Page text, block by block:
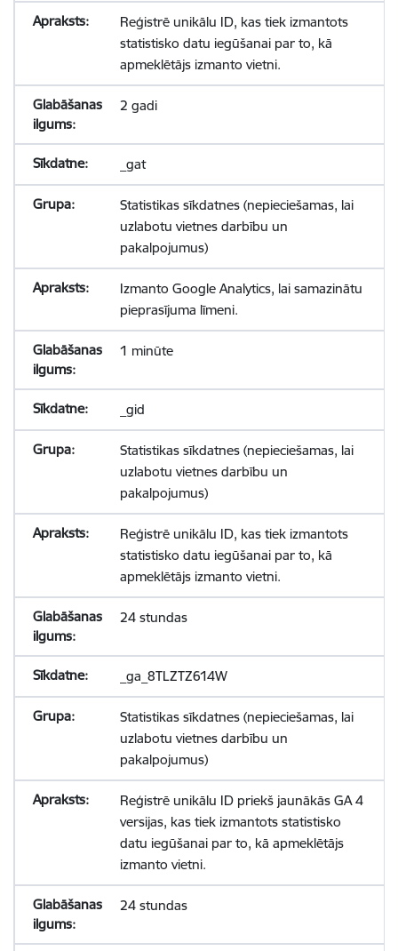
Reģistrē unikālu ID, kas tiek izmantots
statistisko datu iegūšanai par to, kā
apmeklētājs izmanto vietni.
2 gadi
_gat
Statistikas sīkdatnes (nepieciešamas, lai
uzlabotu vietnes darbību un
pakalpojumus)
Izmanto Google Analytics, lai samazinātu
pieprasījuma līmeni.
1 minūte
_gid
Statistikas sīkdatnes (nepieciešamas, lai
uzlabotu vietnes darbību un
pakalpojumus)
Reģistrē unikālu ID, kas tiek izmantots
statistisko datu iegūšanai par to, kā
apmeklētājs izmanto vietni.
24 stundas
_ga_8TLZTZ614W
Statistikas sīkdatnes (nepieciešamas, lai
uzlabotu vietnes darbību un
pakalpojumus)
Reģistrē unikālu ID priekš jaunākās GA 4
versijas, kas tiek izmantots statistisko
datu iegūšanai par to, kā apmeklētājs
izmanto vietni.
24 stundas